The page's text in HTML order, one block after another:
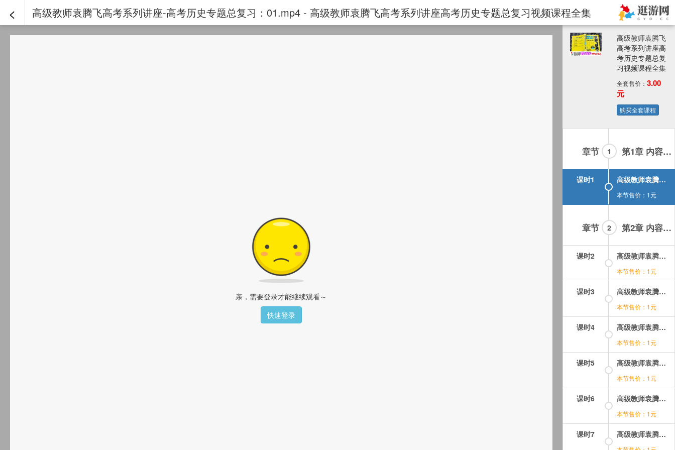
< 高级教师袁腾飞高考系列讲座-高考历史专题总复习：01.mp4 - 高级教师袁腾飞高考系列讲座高考历史专题总复习视频课程全集
亲，需要登录才能继续观看～
快速登录
高级教师袁腾飞
高考系列讲座高
考历史专题总复
习视频课程全集
全套售价：3.00
元
购买全套课程
章节 第1章 内容如下：高级教师袁腾飞高考系列讲座高考历史专题总复习视频课程全集-01集
1
课时1 高级教师袁腾飞高考系列讲座-高考历史专题总复习：01.mp4
本节售价：1元
章节 第2章 内容如下：高级教师袁腾飞高考系列讲座高考历史专题总复习视频课程全集-02-23集
2
课时2 高级教师袁腾飞高考系列讲座-高考历史专题总复习：02.mp4
本节售价：1元
课时3 高级教师袁腾飞高考系列讲座-高考历史专题总复习：03.mp4
本节售价：1元
课时4 高级教师袁腾飞高考系列讲座-高考历史专题总复习：04.mp4
本节售价：1元
课时5 高级教师袁腾飞高考系列讲座-高考历史专题总复习：05.mp4
本节售价：1元
课时6 高级教师袁腾飞高考系列讲座-高考历史专题总复习：06.mp4
本节售价：1元
课时7 高级教师袁腾飞高考系列讲座-高考历史专题总复习：07.mp4